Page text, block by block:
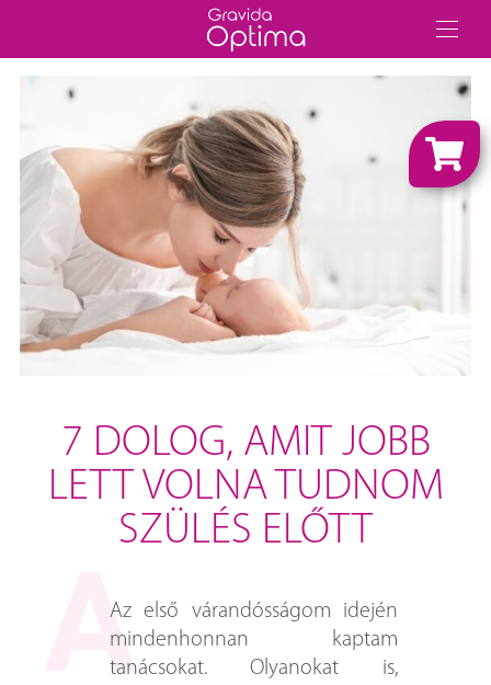
7 DOLOG, AMIT JOBB
LETT VOLNA TUDNOM
SZÜLÉS ELŐTT
Az első várandósságom idején
mindenhonnan kaptam
tanácsokat. Olyanokat is,